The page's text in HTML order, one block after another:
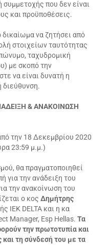
που δεν είναι
και προϋποθέσεις.
να ζητήσει από
στοιχείων ταυτότητας
ταχυδρομική
με σκοπό την
να είναι δυνατή η
& ΑΝΑΚΟΙΝΩΣΗ
την 18 Δεκεμβρίου 2020
23:59 μ.μ.)
θα πραγματοποιηθεί
για την ανάδειξη του
την ανακοίνωση του
ο κος Δημήτρης
IEK DELTA και η κα
Manager, Esp Hellas. Τα
τηνπρωτοτυπία και
τη σύνδεσή του με τα